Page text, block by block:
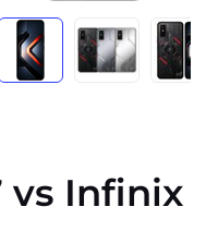
vs Infinix